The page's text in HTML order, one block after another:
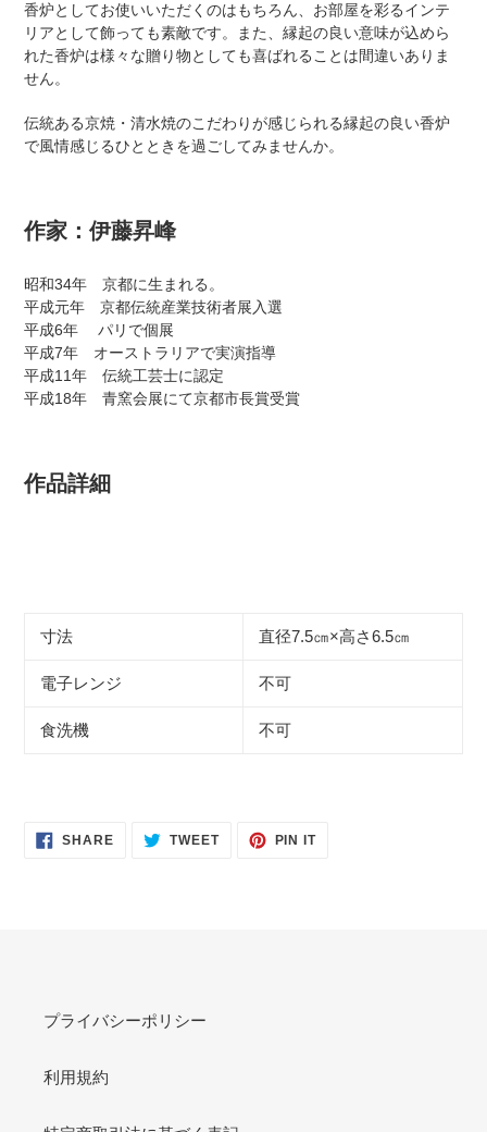
香炉としてお使いいただくのはもちろん、お部屋を彩るインテ
リアとして飾っても素敵です。また、縁起の良い意味が込めら
れた香炉は様々な贈り物としても喜ばれることは間違いありま
せん。
伝統ある京焼・清水焼のこだわりが感じられる縁起の良い香炉
で風情感じるひとときを過ごしてみませんか。
作家： 伊藤昇峰
昭和34年 京都に生まれる。
平成元年 京都伝統産業技術者展入選
平成6年 パリで個展
平成7年 オーストラリアで実演指導
平成11年 伝統工芸士に認定
平成18年 青窯会展にて京都市長賞受賞
作品詳細
寸法 直径7.5㎝×高さ6.5㎝
電子レンジ 不可
食洗機 不可
SHARESHARE TWEETTWEET
PIN ITPIN
プライバシーポリシー
利用規約